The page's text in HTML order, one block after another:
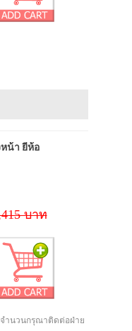
น้า ยี่ห้อ
บาท
ำนวนกรุณาติดต่อฝ่าย